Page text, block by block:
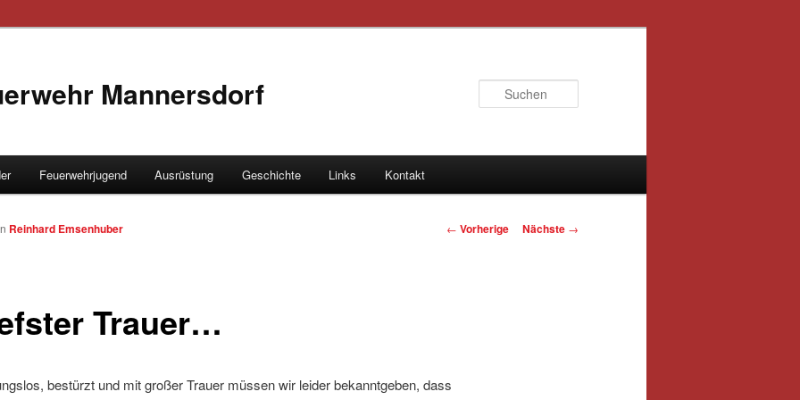
Mannersdorf
Feuerwehrjugend Ausrüstung Geschichte Links Kontakt
Artikelnavigation
← Vorherige Nächste →
Trauer…
Reinhard Emsenhuber
bestürzt und mit großer Trauer müssen wir leider bekanntgeben, dass